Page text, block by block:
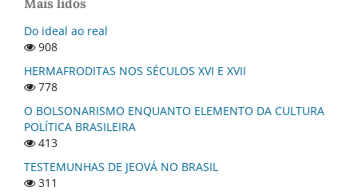
Do ideal ao real
908
HERMAFRODITAS NOS SÉCULOS XVI E XVII
778
O BOLSONARISMO ENQUANTO ELEMENTO DA CULTURA
POLÍTICA BRASILEIRA
413
TESTEMUNHAS DE JEOVÁ NO BRASIL
311